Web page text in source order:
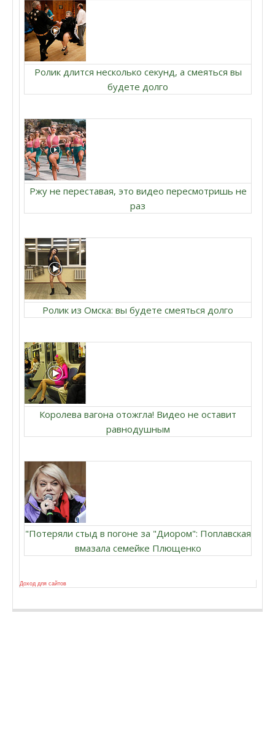
Ролик длится несколько секунд, а смеяться вы
будете долго
Ржу не переставая, это видео пересмотришь не
раз
Ролик из Омска: вы будете смеяться долго
Королева вагона отожгла! Видео не оставит
равнодушным
"Потеряли стыд в погоне за "Диором": Поплавская
вмазала семейке Плющенко
Доход для сайтов